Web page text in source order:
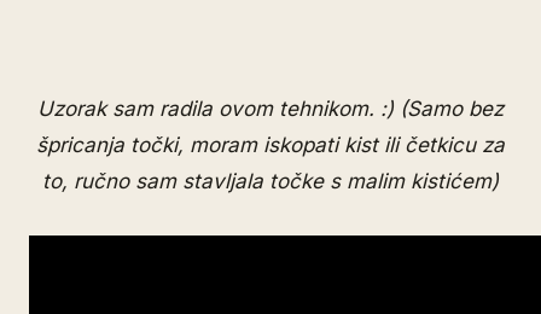
Uzorak sam radila ovom tehnikom. :) (Samo bez
špricanja točki, moram iskopati kist ili četkicu za
to, ručno sam stavljala točke s malim kistićem)